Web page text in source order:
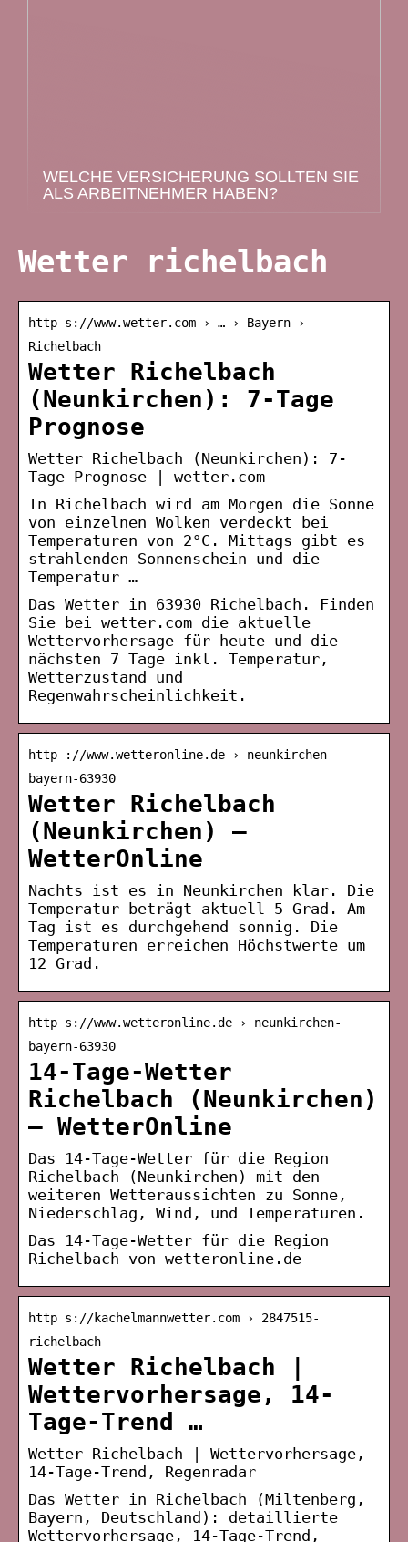
WELCHE VERSICHERUNG SOLLTEN SIE
ALS ARBEITNEHMER HABEN?
Wetter richelbach
http s://www.wetter.com › … › Bayern ›
Richelbach
Wetter Richelbach
(Neunkirchen): 7-Tage
Prognose
Wetter Richelbach (Neunkirchen): 7-
Tage Prognose | wetter.com
In Richelbach wird am Morgen die Sonne
von einzelnen Wolken verdeckt bei
Temperaturen von 2°C. Mittags gibt es
strahlenden Sonnenschein und die
Temperatur …
Das Wetter in 63930 Richelbach. Finden
Sie bei wetter.com die aktuelle
Wettervorhersage für heute und die
nächsten 7 Tage inkl. Temperatur,
Wetterzustand und
Regenwahrscheinlichkeit.
http ://www.wetteronline.de › neunkirchen-
bayern-63930
Wetter Richelbach
(Neunkirchen) –
WetterOnline
Nachts ist es in Neunkirchen klar. Die
Temperatur beträgt aktuell 5 Grad. Am
Tag ist es durchgehend sonnig. Die
Temperaturen erreichen Höchstwerte um
12 Grad.
http s://www.wetteronline.de › neunkirchen-
bayern-63930
14-Tage-Wetter
Richelbach (Neunkirchen)
– WetterOnline
Das 14-Tage-Wetter für die Region
Richelbach (Neunkirchen) mit den
weiteren Wetteraussichten zu Sonne,
Niederschlag, Wind, und Temperaturen.
Das 14-Tage-Wetter für die Region
Richelbach von wetteronline.de
http s://kachelmannwetter.com › 2847515-
richelbach
Wetter Richelbach |
Wettervorhersage, 14-
Tage-Trend …
Wetter Richelbach | Wettervorhersage,
14-Tage-Trend, Regenradar
Das Wetter in Richelbach (Miltenberg,
Bayern, Deutschland): detaillierte
Wettervorhersage, 14-Tage-Trend,